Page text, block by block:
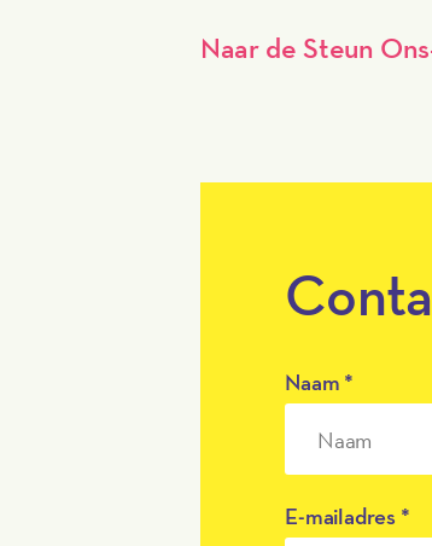
Naar de Steun
Naam *
E-mailadres *